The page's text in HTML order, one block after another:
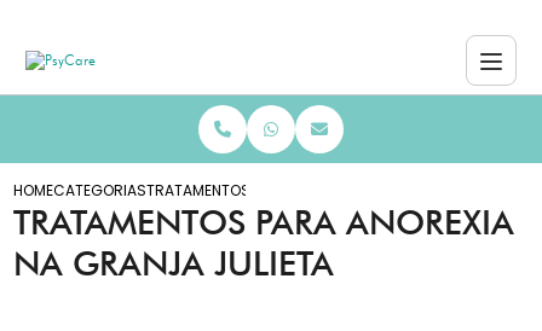
HOMECATEGORIASTRATAMENTOS ANOREXIA GRANJA JULIETA
TRATAMENTOS PARA ANOREXIA
NA GRANJA JULIETA